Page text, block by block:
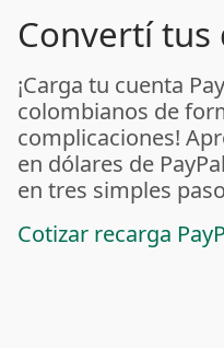
Convertí tus
¡Carga tu cuenta
colombianos de
complicaciones!
en dólares de
en tres simples
Cotizar recarga